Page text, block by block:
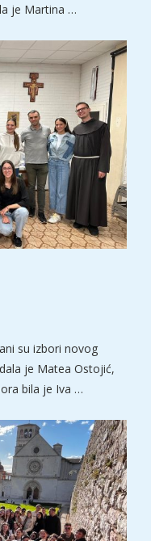
je Martina …
su izbori novog
je Matea Ostojić,
bila je Iva …